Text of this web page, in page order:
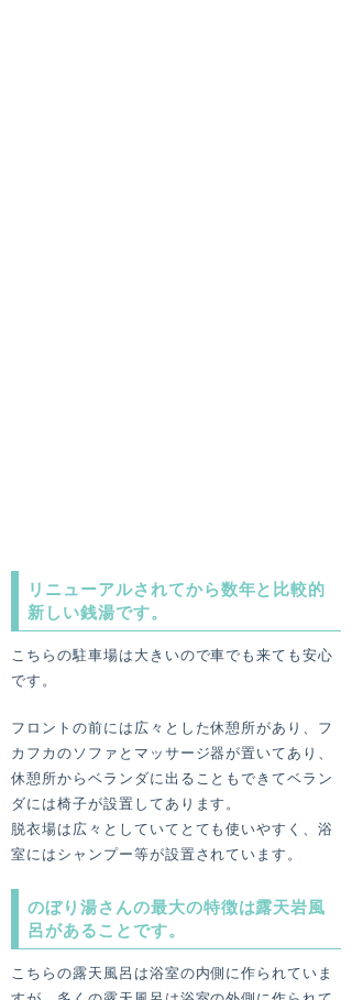
リニューアルされてから数年と比較的
新しい銭湯です。
こちらの駐車場は大きいので車でも来ても安心
です。
フロントの前には広々とした休憩所があり、フ
カフカのソファとマッサージ器が置いてあり、
休憩所からベランダに出ることもできてベラン
ダには椅子が設置してあります。
脱衣場は広々としていてとても使いやすく、浴
室にはシャンプー等が設置されています。
のぼり湯さんの最大の特徴は露天岩風
呂があることです。
こちらの露天風呂は浴室の内側に作られていま